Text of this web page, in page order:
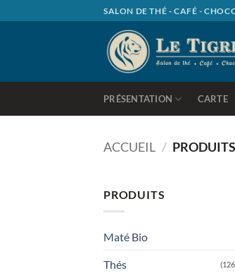
au
SALON DE THÉ - CAFÉ -
PRÉSENTATION CARTE
ACCUEIL /
PRODUITS
Maté Bio
Thés